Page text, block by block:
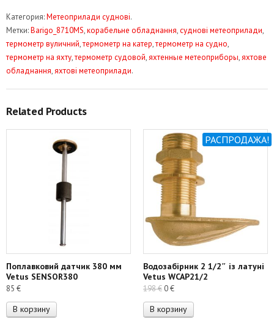
корабельний
Barigo
ARC6169
Категория:Метеоприлади суднові.
Метки:Barigo_8710MS,корабельне обладнання,суднові метеоприлади,
термометр вуличний,термометр на катер,термометр на судно,
термометр на яхту,термометр судовой,яхтенные метеоприборы,яхтове
обладнання,яхтові метеоприлади.
Related Products
Поплавковий датчик 380 мм
Vetus SENSOR380
85 €
В корзину
РАСПРОДАЖА!
Водозабірник 2 1/2″ із латуні
Vetus WCAP21/2
198€ Первоначальная
цена
составляла
0€Текущая
цена:
0 €.
В корзину